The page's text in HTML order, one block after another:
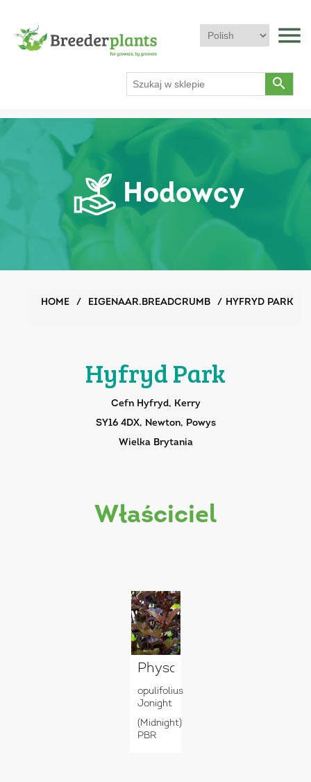
menu
search
Hodowcy
HOME / EIGENAAR.BREADCRUMB / HYFRYD PARK
Hyfryd Park
Cefn Hyfryd, Kerry
SY16 4DX, Newton, Powys
Wielka Brytania
właściciel
Physocarpus
opulifolius
Jonight
(Midnight)
PBR